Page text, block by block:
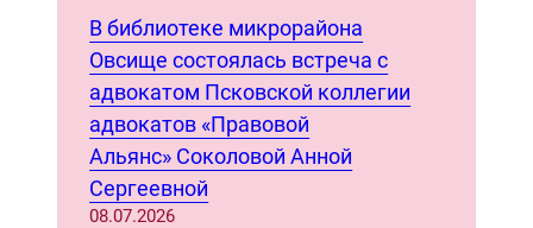
В библиотеке микрорайона
Овсище состоялась встреча с
адвокатом Псковской коллегии
адвокатов «Правовой
Альянс» Соколовой Анной
Сергеевной
08.07.2026